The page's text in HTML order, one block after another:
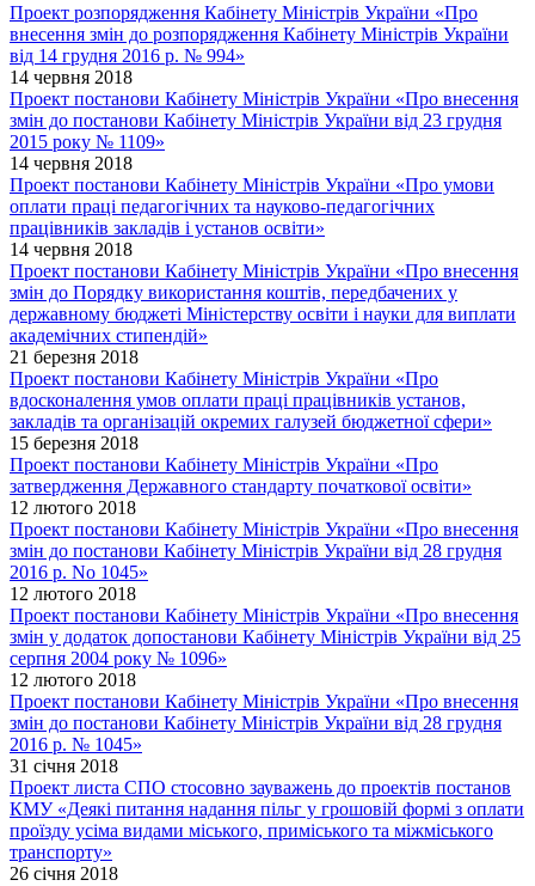
Проект розпорядження Кабінету Міністрів України «Про
внесення змін до розпорядження Кабінету Міністрів України
від 14 грудня 2016 р. № 994»
14 червня 2018
Проект постанови Кабінету Міністрів України «Про внесення
змін до постанови Кабінету Міністрів України від 23 грудня
2015 року № 1109»
14 червня 2018
Проект постанови Кабінету Міністрів України «Про умови
оплати праці педагогічних та науково-педагогічних
працівників закладів і установ освіти»
14 червня 2018
Проект постанови Кабінету Міністрів України «Про внесення
змін до Порядку використання коштів, передбачених у
державному бюджеті Міністерству освіти і науки для виплати
академічних стипендій»
21 березня 2018
Проект постанови Кабінету Міністрів України «Про
вдосконалення умов оплати праці працівників установ,
закладів та організацій окремих галузей бюджетної сфери»
15 березня 2018
Проект постанови Кабінету Міністрів України «Про
затвердження Державного стандарту початкової освіти»
12 лютого 2018
Проект постанови Кабінету Міністрів України «Про внесення
змін до постанови Кабінету Міністрів України від 28 грудня
2016 р. No 1045»
12 лютого 2018
Проект постанови Кабінету Міністрів України «Про внесення
змін у додаток допостанови Кабінету Міністрів України від 25
серпня 2004 року № 1096»
12 лютого 2018
Проект постанови Кабінету Міністрів України «Про внесення
змін до постанови Кабінету Міністрів України від 28 грудня
2016 р. № 1045»
31 січня 2018
Проект листа СПО стосовно зауважень до проектів постанов
КМУ «Деякі питання надання пільг у грошовій формі з оплати
проїзду усіма видами міського, приміського та міжміського
транспорту»
26 січня 2018